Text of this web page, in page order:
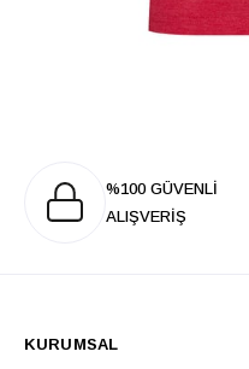
%100 GÜVENLİ
ALIŞVERİŞ
KURUMSAL